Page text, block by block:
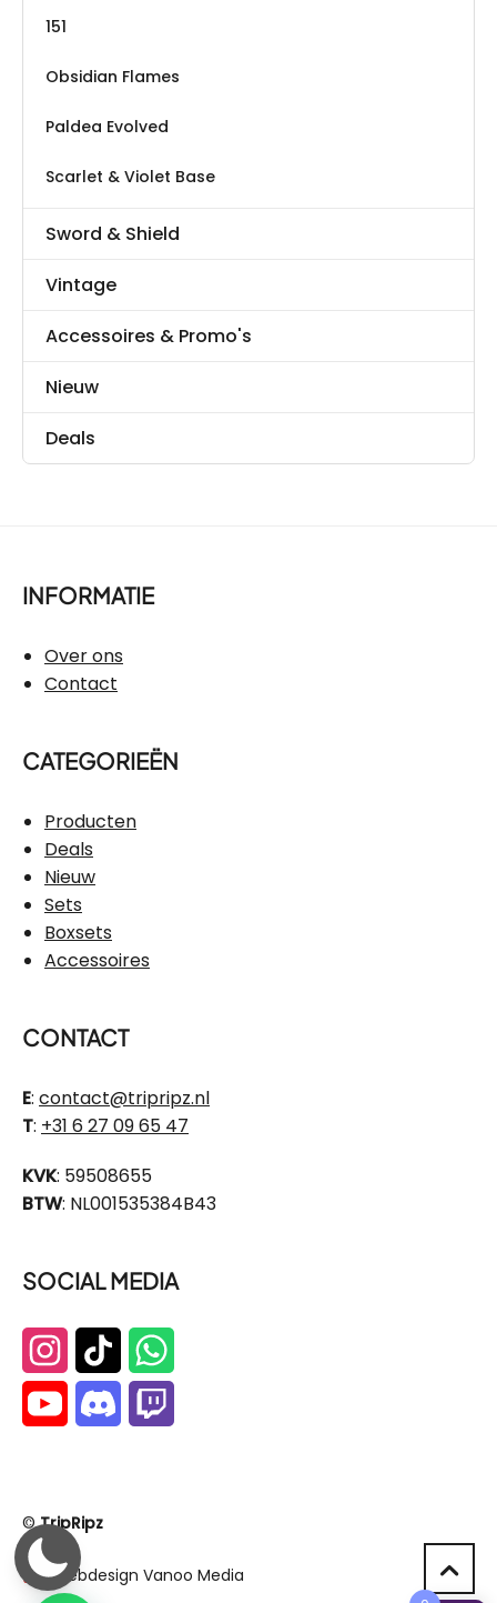
151
Obsidian Flames
Paldea Evolved
Scarlet & Violet Base
Sword & Shield
Vintage
Accessoires & Promo's
Nieuw
Deals
INFORMATIE
Over ons
Contact
CATEGORIEËN
Producten
Deals
Nieuw
Sets
Boxsets
Accessoires
CONTACT
E: contact@tripripz.nl
T: +31 6 27 09 65 47
KVK: 59508655
BTW: NL001535384B43
SOCIAL MEDIA
©TripRipz
Webdesign Vanoo Media